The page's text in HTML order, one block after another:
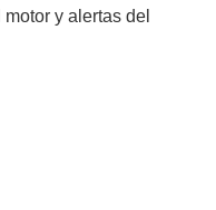
y alertas del